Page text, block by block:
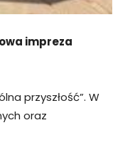
impreza
przyszłość”. W
oraz